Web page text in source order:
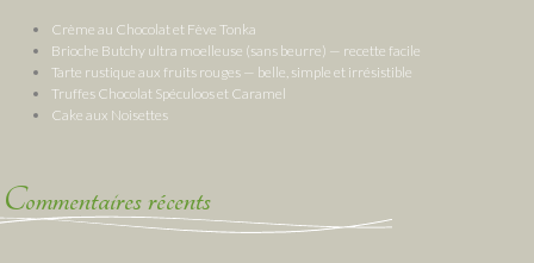
Crème au Chocolat et Fève Tonka
Brioche Butchy ultra moelleuse (sans beurre) — recette facile
Tarte rustique aux fruits rouges — belle, simple et irrésistible
Truffes Chocolat Spéculoos et Caramel
Cake aux Noisettes
Commentaires récents